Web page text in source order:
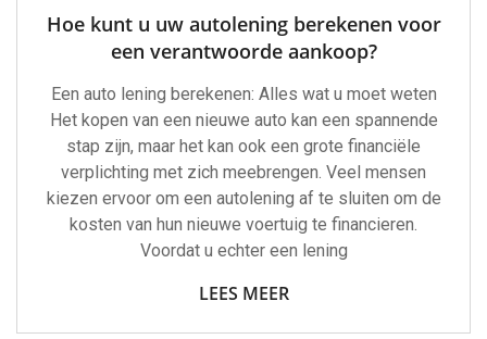
Hoe kunt u uw autolening berekenen voor
een verantwoorde aankoop?
Een auto lening berekenen: Alles wat u moet weten
Het kopen van een nieuwe auto kan een spannende
stap zijn, maar het kan ook een grote financiële
verplichting met zich meebrengen. Veel mensen
kiezen ervoor om een autolening af te sluiten om de
kosten van hun nieuwe voertuig te financieren.
Voordat u echter een lening
LEES MEER